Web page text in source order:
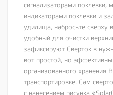
сигнализаторами поклевки,
индикаторами поклевки и
удилища, набросьте сверху
удобный для очистки
зафиксируют Сверток в
вот простой, но
организованного хранения
транспортировке. Сам